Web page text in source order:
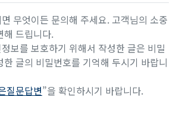
무엇이든 문의해 주세요. 고객님의 소중
해 드립니다.
보를 보호하기 위해서 작성한 글은 비밀
글의 비밀번호를 기억해 두시기 바랍니
질문답변”을 확인하시기 바랍니다.